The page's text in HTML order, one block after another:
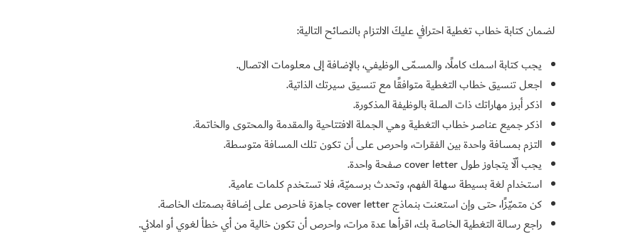
لضمان كتابة خطاب تغطية احترافي عليكَ الالتزام بالنصائح التالية:
يجب كتابة اسمك كاملًا، والمسمّى الوظيفي، بالإضافة إلى معلومات الاتصال.
اجعل تنسيق خطاب التغطية متوافقًا مع تنسيق سيرتك الذاتية.
اذكر أبرز مهاراتك ذات الصلة بالوظيفة المذكورة.
اذكر جميع عناصر خطاب التغطية وهي الجملة الافتتاحية والمقدمة والمحتوى والخاتمة.
التزم بمسافة واحدة بين الفقرات، واحرص على أن تكون تلك المسافة متوسطة.
يجب ألّا يتجاوز طول cover letter صفحة واحدة.
استخدام لغة بسيطة سهلة الفهم، وتحدث برسميّة، فلا تستخدم كلمات عامية.
كن متميّزًا، حتى وإن استعنت بنماذج cover letter جاهزة فاحرص على إضافة بصمتك الخاصة.
راجع رسالة التغطية الخاصة بك، اقرأها عدة مرات، واحرص أن تكون خالية من أي خطأ لغوي أو املائي.